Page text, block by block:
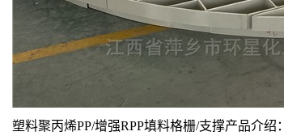
塑料聚丙烯PP/增强RPP填料格栅/支撑产品介绍：